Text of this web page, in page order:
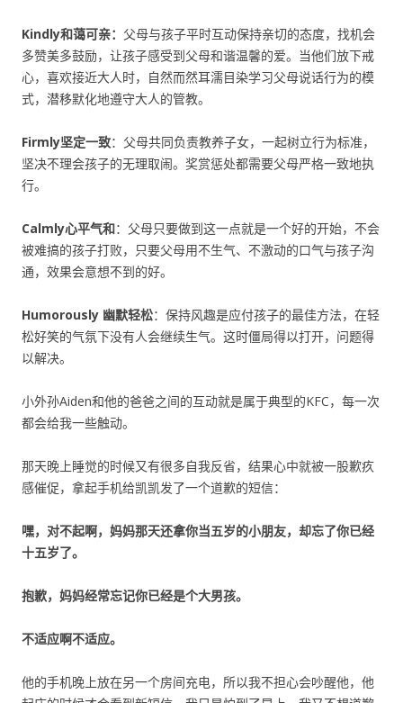
Kindly和蔼可亲： 父母与孩子平时互动保持亲切的态度，找机会
多赞美多鼓励，让孩子感受到父母和谐温馨的爱。当他们放下戒
心，喜欢接近大人时，自然而然耳濡目染学习父母说话行为的模
式，潜移默化地遵守大人的管教。
Firmly坚定一致：父母共同负责教养子女，一起树立行为标准，
坚决不理会孩子的无理取闹。奖赏惩处都需要父母严格一致地执
行。
Calmly心平气和：父母只要做到这一点就是一个好的开始，不会
被难搞的孩子打败，只要父母用不生气、不激动的口气与孩子沟
通，效果会意想不到的好。
Humorously 幽默轻松：保持风趣是应付孩子的最佳方法，在轻
松好笑的气氛下没有人会继续生气。这时僵局得以打开，问题得
以解决。
小外孙Aiden和他的爸爸之间的互动就是属于典型的KFC，每一次
都会给我一些触动。
那天晚上睡觉的时候又有很多自我反省，结果心中就被一股歉疚
感催促，拿起手机给凯凯发了一个道歉的短信：
嘿，对不起啊，妈妈那天还拿你当五岁的小朋友，却忘了你已经
十五岁了。
抱歉，妈妈经常忘记你已经是个大男孩。
不适应啊不适应。
他的手机晚上放在另一个房间充电，所以我不担心会吵醒他，他